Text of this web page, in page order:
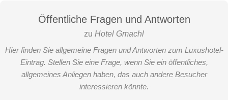
Öffentliche Fragen und Antworten
zu Hotel Gmachl
Hier finden Sie allgemeine Fragen und Antworten zum Luxushotel-
Eintrag. Stellen Sie eine Frage, wenn Sie ein öffentliches,
allgemeines Anliegen haben, das auch andere Besucher
interessieren könnte.